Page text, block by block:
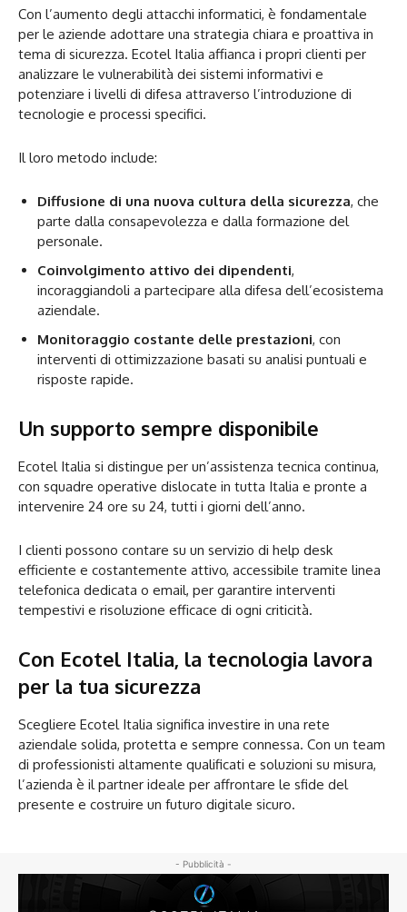
Con l’aumento degli attacchi informatici, è fondamentale
per le aziende adottare una strategia chiara e proattiva in
tema di sicurezza. Ecotel Italia affianca i propri clienti per
analizzare le vulnerabilità dei sistemi informativi e
potenziare i livelli di difesa attraverso l’introduzione di
tecnologie e processi specifici.
Il loro metodo include:
Diffusione di una nuova cultura della sicurezza, che
parte dalla consapevolezza e dalla formazione del
personale.
Coinvolgimento attivo dei dipendenti,
incoraggiandoli a partecipare alla difesa dell’ecosistema
aziendale.
Monitoraggio costante delle prestazioni, con
interventi di ottimizzazione basati su analisi puntuali e
risposte rapide.
Un supporto sempre disponibile
Ecotel Italia si distingue per un’assistenza tecnica continua,
con squadre operative dislocate in tutta Italia e pronte a
intervenire 24 ore su 24, tutti i giorni dell’anno.
I clienti possono contare su un servizio di help desk
efficiente e costantemente attivo, accessibile tramite linea
telefonica dedicata o email, per garantire interventi
tempestivi e risoluzione efficace di ogni criticità.
Con Ecotel Italia, la tecnologia lavora
per la tua sicurezza
Scegliere Ecotel Italia significa investire in una rete
aziendale solida, protetta e sempre connessa. Con un team
di professionisti altamente qualificati e soluzioni su misura,
l’azienda è il partner ideale per affrontare le sfide del
presente e costruire un futuro digitale sicuro.
- Pubblicità -